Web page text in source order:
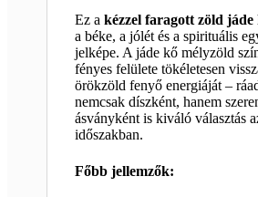
Ez akézzel faragott zöld jáde
a béke, a jólét és a spirituális
jelképe. A jáde kő mélyzöld
fényes felülete tökéletesen
örökzöld fenyő energiáját –
nemcsak díszként, hanem
ásványként is kiváló választás
időszakban.
Főbb jellemzők: